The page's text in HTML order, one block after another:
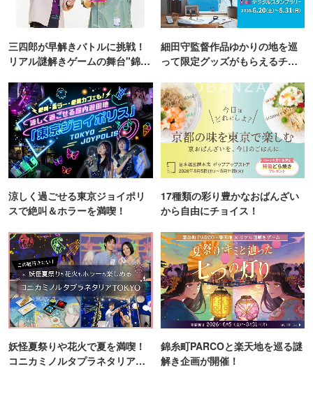
三四郎が早解きバトルに挑戦！
リアル謎解きゲームの舞台"錦糸
細田守監督作品ゆかりの地を巡
って限定グッズがもらえるチャ
涼しく過ごせる東京ジョイポリ
スで絶叫＆ホラーを満喫！
17種類の彩り豊かなおばんざい
から自由にチョイス！
妖怪夏祭りや花火で夏を満喫！
コニカミノルタプラネタリア
錦糸町PARCOと楽天地を巡る謎
解き企画が開催！